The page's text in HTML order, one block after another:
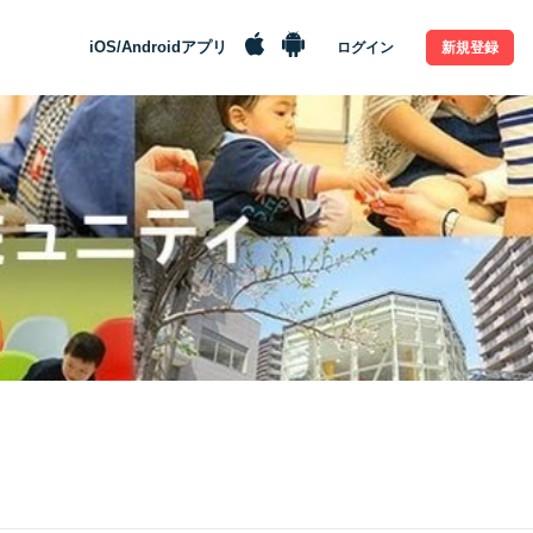
iOS/Androidアプリ ログイン 新規登録